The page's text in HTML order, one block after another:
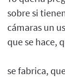
sobre si
cámaras un
que se hace,
se fabrica,